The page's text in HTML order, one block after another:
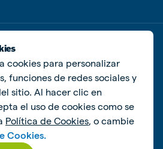
Política de Cookies
cookies para personalizar
funciones de redes sociales y
sitio. Al hacer clic en
el uso de cookies como se
Política de Cookies, o cambie
Cookies.